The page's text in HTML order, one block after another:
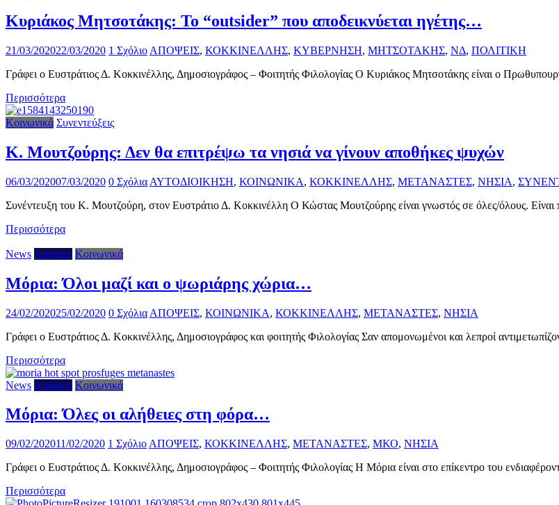
Κυριάκος Μητσοτάκης: Το “outsider” που αποδεικνύεται ηγέτης…
21/03/202022/03/2020 1 Σχόλιο ΑΠΟΨΕΙΣ, ΚΟΚΚΙΝΕΛΛΗΣ, ΚΥΒΕΡΝΗΣΗ, ΜΗΤΣΟΤΑΚΗΣ, ΝΔ, ΠΟΛΙΤΙΚΗ
Γράφει ο Ευστράτιος Δ. Κοκκινέλλης, Δημοσιογράφος – Φοιτητής Φιλολογίας Ο Κυριάκος Μητσοτάκης είναι ο
Περισσότερα
Κοινωνικά Συνεντεύξεις
Κ. Μουτζούρης: Δεν θα επιτρέψω τα νησιά να γίνουν αποθήκες ψυχών
06/03/202007/03/2020 0 Σχόλια ΑΥΤΟΔΙΟΙΚΗΣΗ, ΚΟΙΝΩΝΙΚΑ, ΚΟΚΚΙΝΕΛΛΗΣ, ΜΕΤΑΝΑΣΤΕΣ, ΝΗΣΙΑ,
Συνέντευξη του Κ. Μουτζούρη, στον Ευστράτιο Δ. Κοκκινέλλη Ο Κώστας Μουτζούρης είναι γνωστός σε όλες/όλους. Είναι
Περισσότερα
News Απόψεις Κοινωνικά
Μόρια: Όλοι μαζί και ο ψωριάρης χώρια…
24/02/202025/02/2020 0 Σχόλια ΑΠΟΨΕΙΣ, ΚΟΙΝΩΝΙΚΑ, ΚΟΚΚΙΝΕΛΛΗΣ, ΜΕΤΑΝΑΣΤΕΣ, ΝΗΣΙΑ
Γράφει ο Ευστράτιος Δ. Κοκκινέλλης, Δημοσιογράφος και φοιτητής Φιλολογίας Σαν απομονωμένοι και λεπροί
Περισσότερα
News Απόψεις Κοινωνικά
Μόρια: Όλες οι αλήθειες στη φόρα…
09/02/202011/02/2020 1 Σχόλιο ΑΠΟΨΕΙΣ, ΚΟΚΚΙΝΕΛΛΗΣ, ΜΕΤΑΝΑΣΤΕΣ, ΜΚΟ, ΝΗΣΙΑ
Γράφει ο Ευστράτιος Δ. Κοκκινέλλης, Δημοσιογράφος – Φοιτητής Φιλολογίας Η Μόρια είναι στο επίκεντρο του
Περισσότερα